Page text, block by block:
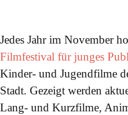
Jedes Jahr im November
Filmfestival für junges
Kinder- und Jugendfilme
Stadt. Gezeigt werden
Lang- und Kurzfilme,